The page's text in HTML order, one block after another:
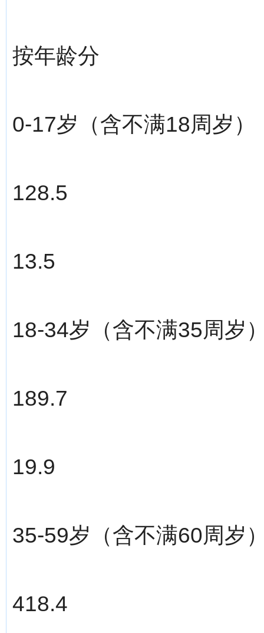
按年龄分
0-17岁（含不满18周岁）
128.5
13.5
18-34岁（含不满35周岁
189.7
19.9
35-59岁（含不满60周岁
418.4